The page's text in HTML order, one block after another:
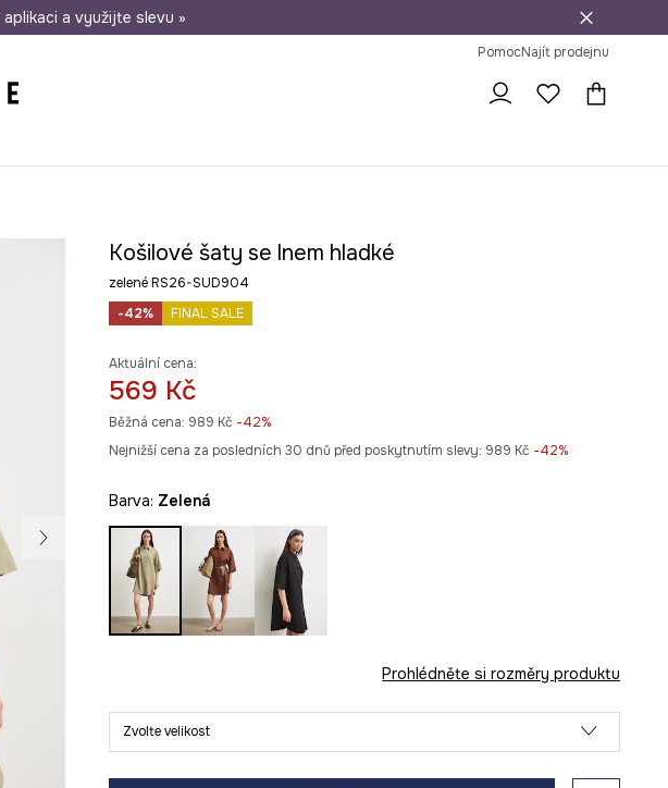
24 hodin 30 dní na vrácení zboží
a využijte slevu »
PomocNajít prodejnu
Košilové šaty se lnem hladké
zelené RS26-SUD904
-42%
FINAL SALE
Aktuální cena:
569 Kč
Běžná cena: 989 Kč -42%
Nejnižší cena za posledních 30 dnů před poskytnutím slevy: 989 Kč -42%
Barva: zelená
Prohlédněte si rozměry produktu
Zvolte velikost